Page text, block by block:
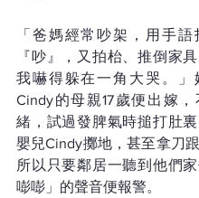
「爸媽經常吵架，用手
『吵』，又拍枱、推倒家
我嚇得躲在一角大哭。」
Cindy的母親17歲便出嫁
緒，試過發脾氣時搥打肚
嬰兒Cindy擲地，甚至拿刀
所以只要鄰居一聽到他們
嘭嘭」的聲音便報警。